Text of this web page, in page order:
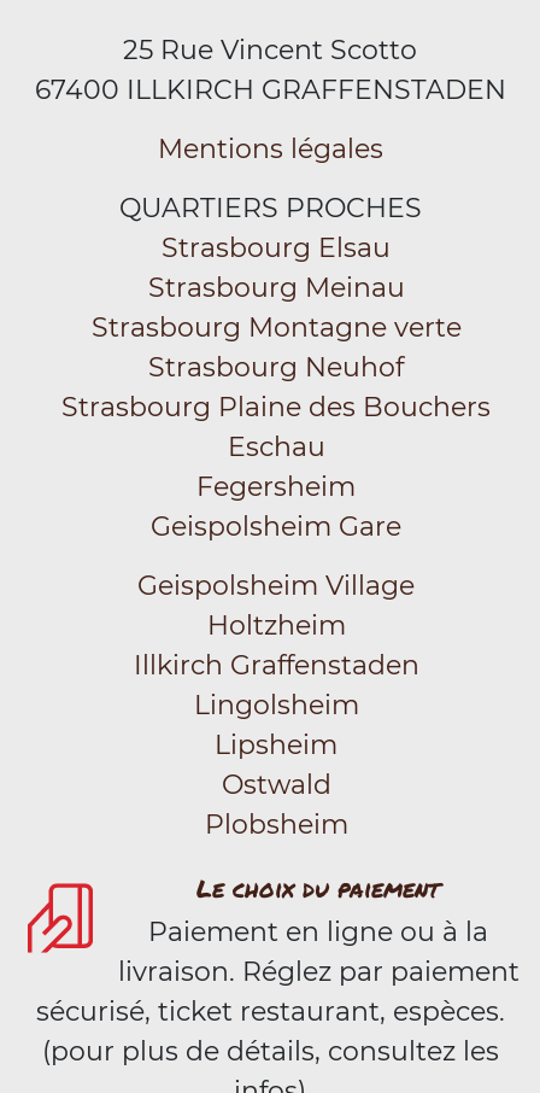
25 Rue Vincent Scotto
67400 ILLKIRCH GRAFFENSTADEN
Mentions légales
QUARTIERS PROCHES
Strasbourg Elsau
Strasbourg Meinau
Strasbourg Montagne verte
Strasbourg Neuhof
Strasbourg Plaine des Bouchers
Eschau
Fegersheim
Geispolsheim Gare
Geispolsheim Village
Holtzheim
Illkirch Graffenstaden
Lingolsheim
Lipsheim
Ostwald
Plobsheim
Le choix du paiement
Paiement en ligne ou à la
livraison. Réglez par paiement
sécurisé, ticket restaurant, espèces.
(pour plus de détails, consultez les